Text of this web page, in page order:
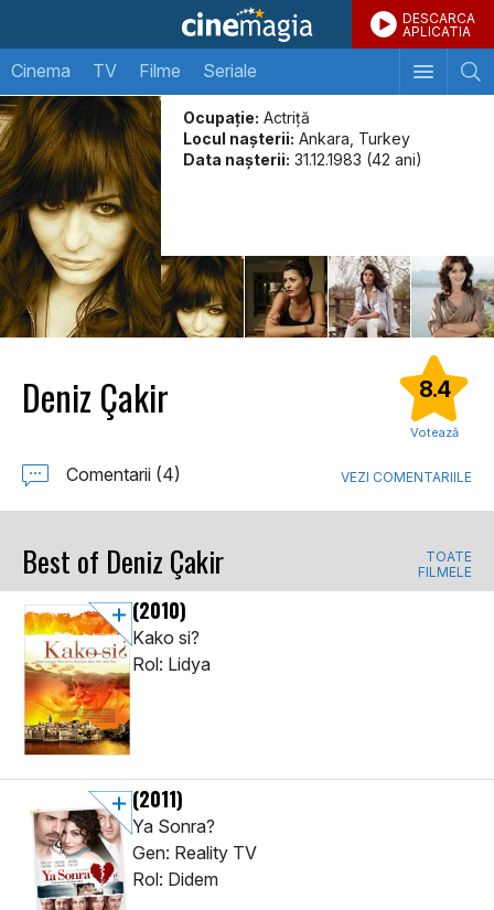
DESCARCA
APLICATIA
Cinema TV Filme Seriale
Ocupație: Actriţă
Locul naşterii: Ankara, Turkey
Data naşterii: 31.12.1983 (42 ani)
Deniz Çakir 8.4
Votează
Comentarii (4) VEZI COMENTARIILE
Best of Deniz Çakir
TOATE
FILMELE
(2010)
Kako si?
Rol: Lidya
(2011)
Ya Sonra?
Gen: Reality TV
Rol: Didem